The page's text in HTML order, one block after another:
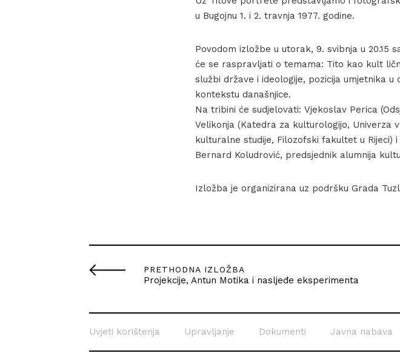
u Bugojnu 1. i 2. travnja 1977. godine.
Povodom izložbe u utorak, 9. svibnja u 20.15
će se raspravljati o temama: Tito kao kult
službi države i ideologije, pozicija umjetnika
kontekstu današnjice.
Na tribini će sudjelovati: Vjekoslav Perica
Velikonja (Katedra za kulturologijo, Univerza
kulturalne studije, Filozofski fakultet u Rijeci)
Bernard Koludrović, predsjednik alumnija
Izložba je organizirana uz podršku Grada
PRETHODNA IZLOŽBA
Projekcije, Antun Motika i nasljeđe eksperimenta
Uvjeti korištenja Upravljanje Dokumenti Javna nabava